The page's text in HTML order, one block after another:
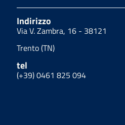
Indirizzo
Via V. Zambra, 16 - 38121
Trento (TN)
tel
(+39) 0461 825 094